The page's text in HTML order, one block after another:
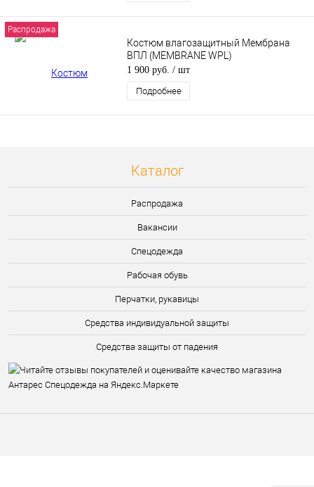
Распродажа
Костюм влагозащитный Мембрана
ВПЛ (MEMBRANE WPL)
1 900 руб. / шт
Подробнее
Каталог
Распродажа
Вакансии
Спецодежда
Рабочая обувь
Перчатки, рукавицы
Средства индивидуальной защиты
Средства защиты от падения